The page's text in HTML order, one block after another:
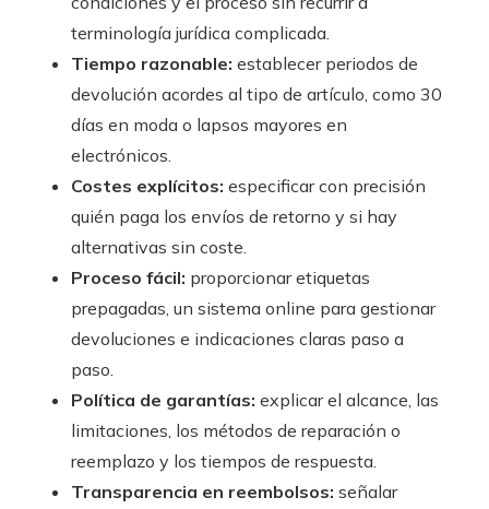
terminología jurídica complicada.
Tiempo razonable: establecer periodos de
devolución acordes al tipo de artículo, como 30
días en moda o lapsos mayores en
electrónicos.
Costes explícitos: especificar con precisión
quién paga los envíos de retorno y si hay
alternativas sin coste.
Proceso fácil: proporcionar etiquetas
prepagadas, un sistema online para gestionar
devoluciones e indicaciones claras paso a
paso.
Política de garantías: explicar el alcance, las
limitaciones, los métodos de reparación o
reemplazo y los tiempos de respuesta.
Transparencia en reembolsos: señalar